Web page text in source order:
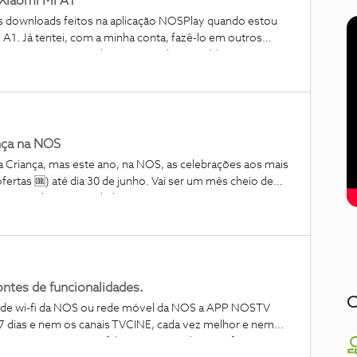
para o outro, mas não o quero fazer. Agora a
feitos na aplicação NOSPlay quando estou
Já tentei, com a minha conta, fazê-lo em outros
e consigo visualizar sem nenhum problema. O que
um download e na timeline os segundos avançam de
na NOS
mas este ano, na NOS, as celebrações aos mais
🆒) até dia 30 de junho. Vai ser um mês cheio de
Municipal Parque
dos Poetas) - 7 de julho
de Gaia: Arrábida
de funcionalidades.
wi-fi da NOS ou rede móvel da NOS a APP NOSTV
e nem
APP?? Já para não falar que em Desktop só funciona